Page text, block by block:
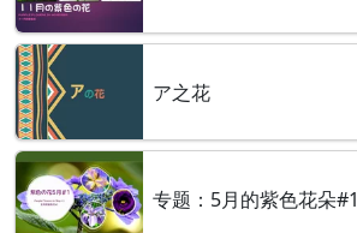
ア之花
专题：5月的紫色花朵#1